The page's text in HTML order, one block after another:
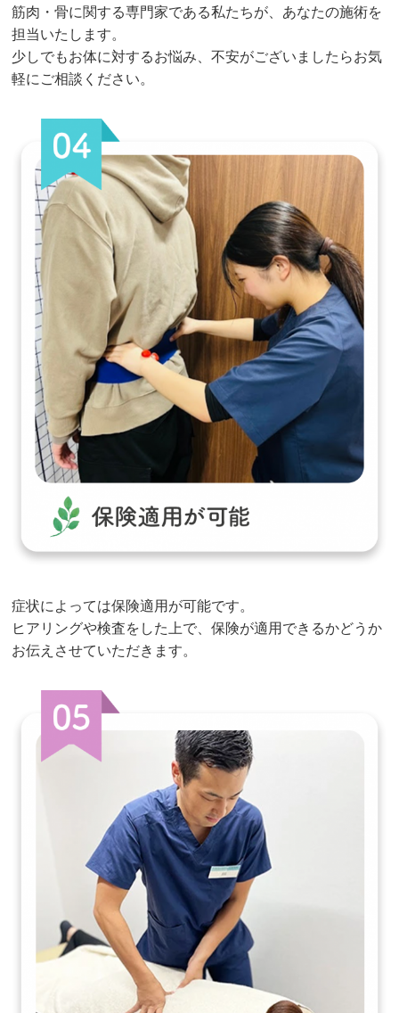
筋肉・骨に関する専門家である私たちが、あなたの施術を
担当いたします。
少しでもお体に対するお悩み、不安がございましたらお気
軽にご相談ください。
症状によっては保険適用が可能です。
ヒアリングや検査をした上で、保険が適用できるかどうか
お伝えさせていただきます。